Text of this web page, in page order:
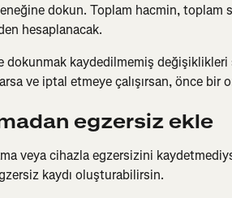
dokun. Toplam hacmin, toplam
hesaplanacak.
dokunmak kaydedilmemiş
ve iptal etmeye çalışırsan, önce bir
egzersiz ekle
veya cihazla egzersizini
kaydı oluşturabilirsin.